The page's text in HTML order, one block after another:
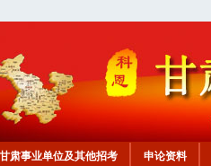
甘肃事业单位及其他招考 申论资料